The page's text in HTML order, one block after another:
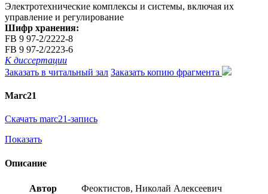
Электротехнические комплексы и системы, включая их
управление и регулирование
Шифр хранения:
FB 9 97-2/2222-8
FB 9 97-2/2223-6
К диссертации
Заказать в читальный зал Заказать копию фрагмента
Marc21
Скачать marc21-запись
Показать
Описание
Автор Феоктистов, Николай Алексеевич